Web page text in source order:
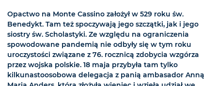
Opactwo na Monte Cassino założył w 529 roku św.
Benedykt. Tam też spoczywają jego szczątki, jak i jego
siostry św. Scholastyki. Ze względu na ograniczenia
spowodowane pandemią nie odbyły się w tym roku
uroczystości związane z 76. rocznicą zdobycia wzgórza
przez wojska polskie. 18 maja przybyła tam tylko
kilkunastoosobowa delegacja z panią ambasador Anną